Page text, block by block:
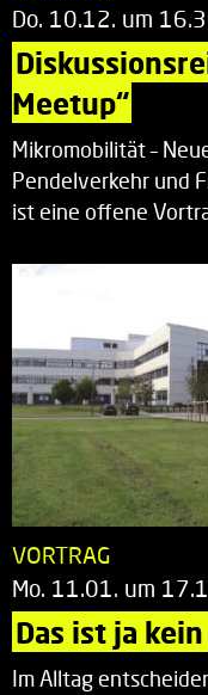
Do. 10.12. um
Meetup“
Mikromobilität –
Pendelverkehr und
ist eine offene
VORTRAG
Mo. 11.01. um
Das ist ja
Im Alltag